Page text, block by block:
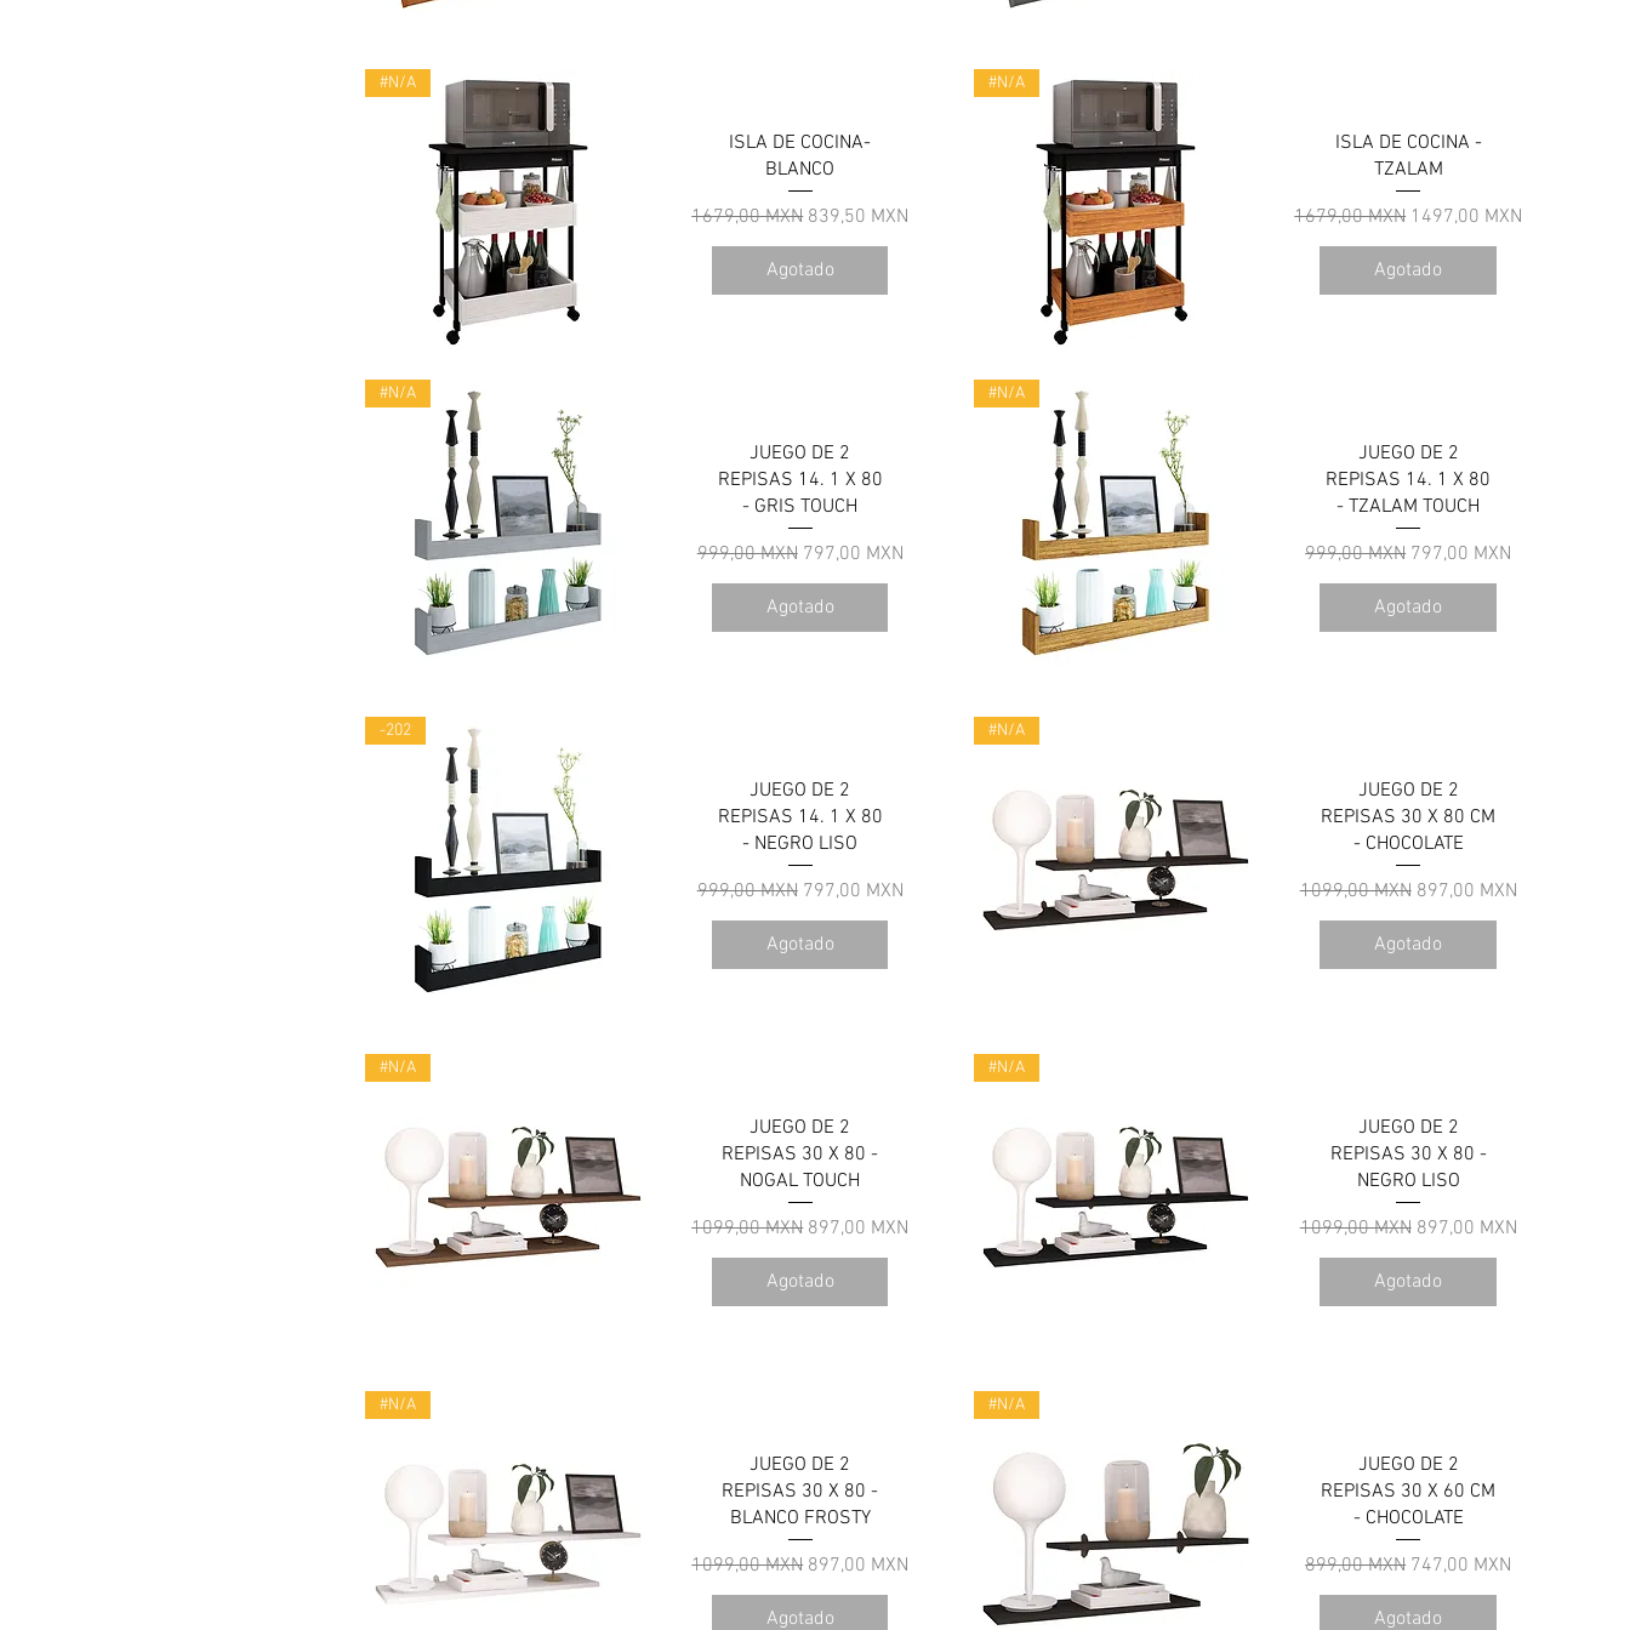
#N/A
ISLA DE COCINA-
BLANCO
Precio
1679,00 MXN Precio de oferta
839,50 MXN
Agotado
#N/A
ISLA DE COCINA -
TZALAM
Precio
1679,00 MXN Precio de oferta
1497,00 MXN
Agotado
#N/A
JUEGO DE 2
REPISAS 14. 1 X 80
- GRIS TOUCH
Precio
999,00 MXN Precio de oferta
797,00 MXN
Agotado
#N/A
JUEGO DE 2
REPISAS 14. 1 X 80
- TZALAM TOUCH
Precio
999,00 MXN Precio de oferta
797,00 MXN
Agotado
-202
JUEGO DE 2
REPISAS 14. 1 X 80
- NEGRO LISO
Precio
999,00 MXN Precio de oferta
797,00 MXN
Agotado
#N/A
JUEGO DE 2
REPISAS 30 X 80 CM
- CHOCOLATE
Precio
1099,00 MXN Precio de oferta
897,00 MXN
Agotado
#N/A
JUEGO DE 2
REPISAS 30 X 80 -
NOGAL TOUCH
Precio
1099,00 MXN Precio de oferta
897,00 MXN
Agotado
#N/A
JUEGO DE 2
REPISAS 30 X 80 -
NEGRO LISO
Precio
1099,00 MXN Precio de oferta
897,00 MXN
Agotado
#N/A
JUEGO DE 2
REPISAS 30 X 80 -
BLANCO FROSTY
Precio
1099,00 MXN Precio de oferta
897,00 MXN
Agotado
#N/A
JUEGO DE 2
REPISAS 30 X 60 CM
- CHOCOLATE
Precio
899,00 MXN Precio de oferta
747,00 MXN
Agotado